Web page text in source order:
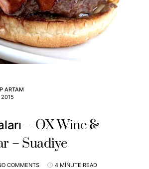
ARTAM
2015
OX Wine &
– Suadiye
COMMENTS 4 MINUTE READ